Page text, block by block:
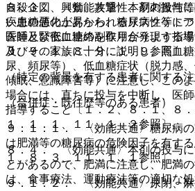
自殺企図、興奮、攻撃性、易刺激性
疾患の悪化があらわれるリスク等に
医師と緊密に連絡を取り合うよう指
３、９．１．８、９．１．９参照〕。
（特定の背景を有する患者に関する
（合併症・既往歴等のある患者）
９．１．１． 〈効能共通〉糖尿病
は肥満等の糖尿病の危険因子を有す
１、８．３、１１．１．１参照〕。
９．１．２． 〈効能共通〉尿閉、
８．３． 〈効能共通〉本剤の投与
い血糖値の上昇から、糖尿病性ケト
昏睡及び低血糖の副作用が発現する
及びその家族に十分に説明し、高血
尿、頻尿等）、低血糖症状（脱力感
傾眠、意識障害等）に注意し、この
場合には、直ちに投与を中断し、医師
指導すること〔１．２、８．１、８
１．１．１、１１．１．２参照〕。
８．４． 〈効能共通〉本剤の投与に
とがあるので、肥満に注意し、肥満
は、食事療法、運動療法等の適切な処